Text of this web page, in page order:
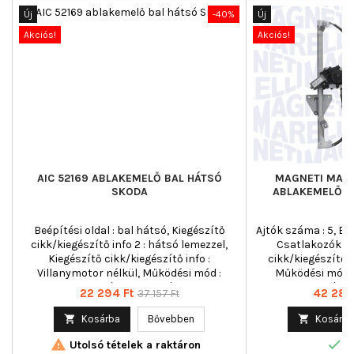
-40%
Új
Akciós!
AIC 52169 ABLAKEMELŐ BAL HÁTSÓ
SKODA
Beépítési oldal : bal hátsó, Kiegészítő
cikk/kiegészítő info 2 : hátsó lemezzel,
Kiegészítő cikk/kiegészítő info :
Villanymotor nélkül, Működési mód :
elektromos, Páros cikkszám : 52170,
Rögzítési mód : előszerelt
Ár
22 294 Ft Normál
37 157 Ft
 Kosárba Bővebben
 Utolsó tételek a raktáron
Új
Akciós!
MAGNETI
ABLAKEMELŐ
Ajtók száma : 5,
Csatlakozók
cikk/kiegészítő
Működési mód
cikkszám
Ár
42
 Kosárba
